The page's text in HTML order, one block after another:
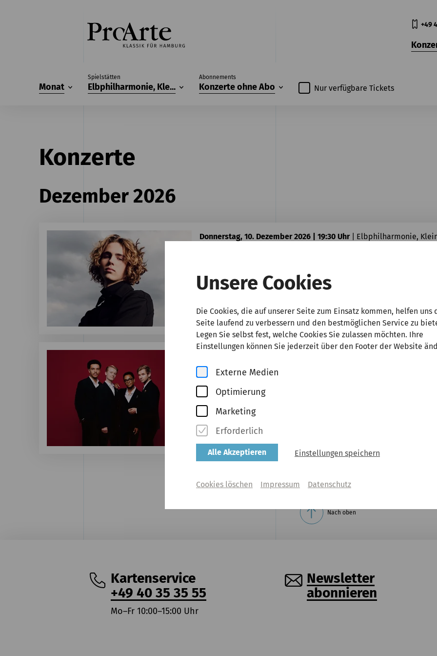
Unsere Cookies
Die Cookies, die auf unserer Seite zum Einsatz kommen, helfen uns
Seite laufend zu verbessern und den bestmöglichen Service zu
Legen Sie selbst fest, welche Cookies Sie zulassen möchten. Ihre
Einstellungen können Sie jederzeit über den Footer der Website
Externe Medien
Optimierung
Marketing
Erforderlich
Alle Akzeptieren Einstellungen speichern
Cookies löschen Impressum Datenschutz
+49
Monat
Spielstätten
Elbphilharmonie, Kle...
Abonnements
Konzerte ohne Abo Nur verfügbare Tickets
Konzerte
Dezember 2026
Donnerstag, 10. Dezember 2026 | 19:30 Uhr Elbphilharmonie,
€ 52,00 | 42,00 | 31,00 | 16,00  zzgl. VVK
German Gents
The Colours of Christmas
Tickets kaufen
€ 52,00 | 42,00 | 31,00 | 16,00  zzgl. VVK
Nach oben
Kartenservice
+49 40 35 35 55
Mo–Fr 10:00–15:00 Uhr
Newsletter
abonnieren